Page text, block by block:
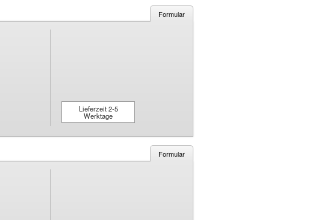
Formular
Lieferzeit 2-5
Werktage
Formular